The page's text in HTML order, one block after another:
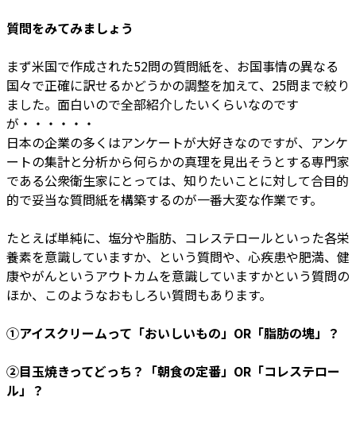
質問をみてみましょう
まず米国で作成された52問の質問紙を、お国事情の異なる
国々で正確に訳せるかどうかの調整を加えて、25問まで絞り
ました。面白いので全部紹介したいくらいなのです
が・・・・・・
日本の企業の多くはアンケートが大好きなのですが、アンケ
ートの集計と分析から何らかの真理を見出そうとする専門家
である公衆衛生家にとっては、知りたいことに対して合目的
的で妥当な質問紙を構築するのが一番大変な作業です。
たとえば単純に、塩分や脂肪、コレステロールといった各栄
養素を意識していますか、という質問や、心疾患や肥満、健
康やがんというアウトカムを意識していますかという質問の
ほか、このようなおもしろい質問もあります。
①アイスクリームって「おいしいもの」OR「脂肪の塊」？
②目玉焼きってどっち？「朝食の定番」OR「コレステロー
ル」？